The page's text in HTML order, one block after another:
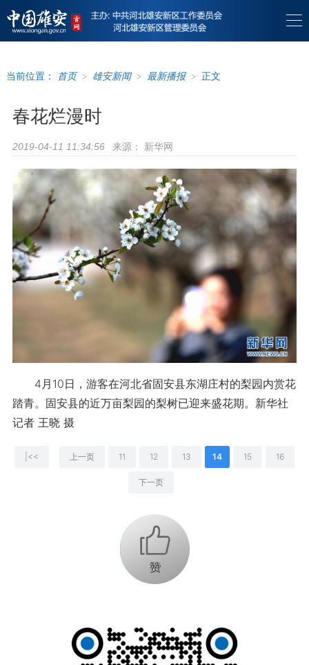
当前位置： 首页 > 雄安新闻 > 最新播报 > 正文
春花烂漫时
2019-04-11 11:34:56 来源： 新华网
4月10日，游客在河北省固安县东湖庄村的梨园内赏花
踏青。固安县的近万亩梨园的梨树已迎来盛花期。新华社
记者 王晓 摄
|<< 上一页 11 12 13 14 15 16
下一页
+1